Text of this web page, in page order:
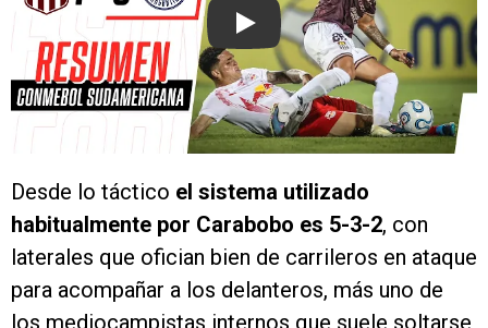
Play
Desde lo táctico el sistema utilizado
habitualmente por Carabobo es 5-3-2, con
laterales que ofician bien de carrileros en ataque
para acompañar a los delanteros, más uno de
los mediocampistas internos que suele soltarse